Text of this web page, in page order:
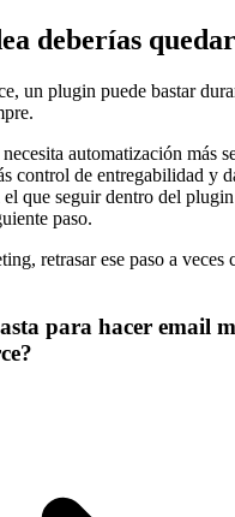
deberías
un plugin puede bastar
automatización más
control de entregabilidad y
que seguir dentro del
paso.
retrasar ese paso a veces
para hacer email